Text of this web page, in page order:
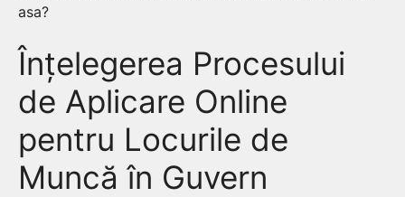
asa?
Înțelegerea Procesului
de Aplicare Online
pentru Locurile de
Muncă în Guvern